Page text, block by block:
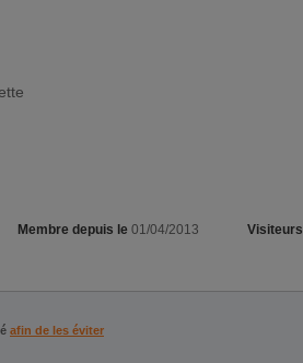
Membre depuis le 01/04/2013 Visiteurs
afin de les éviter